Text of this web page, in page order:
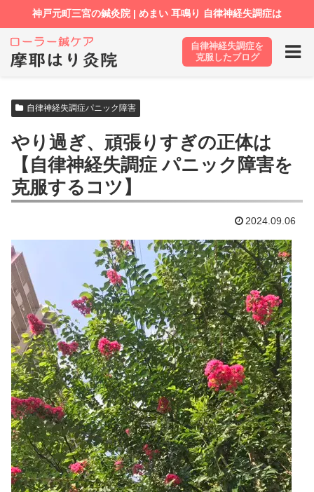
ホーム ブログ 自律神経失調症パニック障害
自律神経失調症パニック障害
やり過ぎ、頑張りすぎの正体は
【自律神経失調症 パニック障害を
克服するコツ】
2024.09.06
自律神経失調症を
克服したブログ